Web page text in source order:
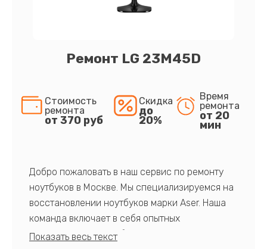
Ремонт LG 23M45D
Стоимость
ремонта
от 370 руб
Скидка
до
20%
Время
ремонта
от 20
мин
Добро пожаловать в наш сервис по ремонту
ноутбуков в Москве. Мы специализируемся на
восстановлении ноутбуков марки Aser. Наша
команда включает в себя опытных
профессионалов с обширными знаниями и